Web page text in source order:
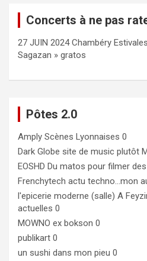
Concerts à ne pas
27 JUIN 2024 Chambéry
Sagazan » gratos
Pôtes 2.0
Amply Scènes Lyonnaises 0
Dark Globe site de music plutôt
EOSHD Du matos pour filmer
Frenchytech actu techno…mon
l'epicerie moderne (salle) A
actuelles 0
MOWNO ex bokson 0
publikart 0
un sushi dans mon pieu 0